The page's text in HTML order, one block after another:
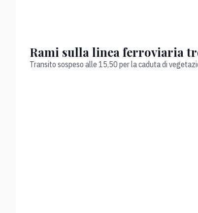
Rami sulla linea ferroviaria
Transito sospeso alle 15,50 per la caduta di